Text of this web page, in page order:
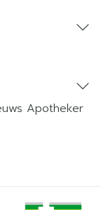
Apotheker